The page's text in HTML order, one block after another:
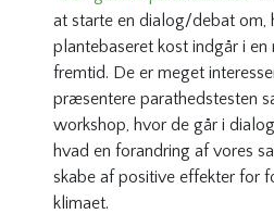
at starte en dialog/debat om,
plantebaseret kost indgår i
fremtid. De er meget
præsentere parathedstesten
workshop, hvor de går i
hvad en forandring af vores
skabe af positive effekter for
klimaet.